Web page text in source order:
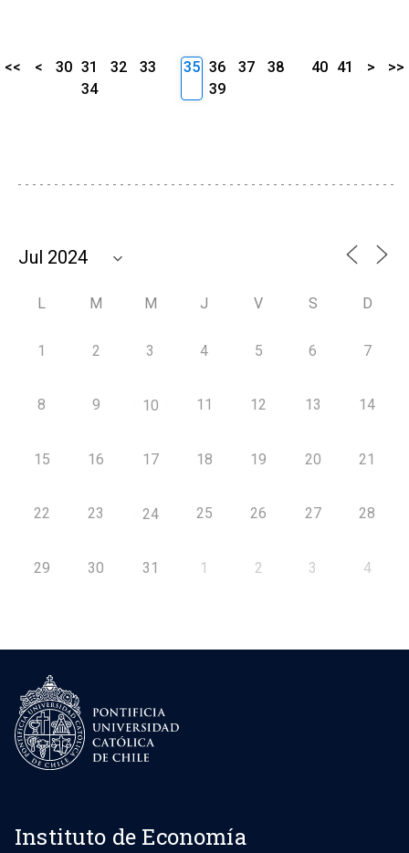
<< < 30 31 32
33
34
35 36 37
38
39
40 41 > >>
L M M J V S D
1 2 3 4 5 6 7
8 9 10 11 12 13 14
15 16 17 18 19 20 21
22 23 24 25 26 27 28
29 30 31 1 2 3 4
Instituto de Economía